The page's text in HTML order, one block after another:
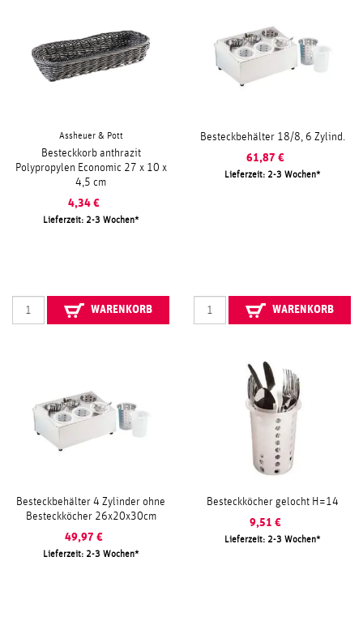
Assheuer & Pott
Besteckkorb anthrazit
Polypropylen Economic 27 x 10 x
4,5 cm
4,34 €
Lieferzeit: 2-3 Wochen
WARENKORB
Besteckbehälter 18/8, 6 Zylind.
61,87 €
Lieferzeit: 2-3 Wochen
WARENKORB
Besteckbehälter 4 Zylinder ohne
Besteckköcher 26x20x30cm
49,97 €
Lieferzeit: 2-3 Wochen
Besteckköcher gelocht H=14
9,51 €
Lieferzeit: 2-3 Wochen